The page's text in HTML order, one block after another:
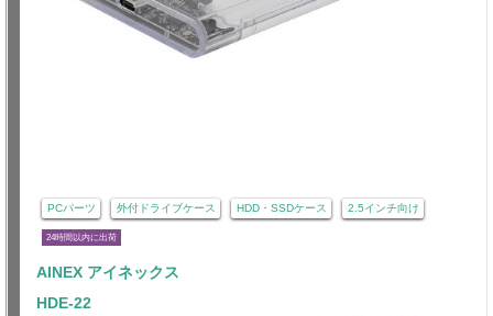
PCパーツ 外付ドライブケース HDD・SSDケース 2.5インチ向け
24時間以内に出荷
AINEX アイネックス
HDE-22